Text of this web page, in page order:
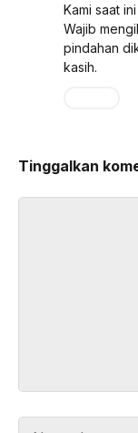
Kami saat
Wajib
pindahan
kasih.
Tinggalkan